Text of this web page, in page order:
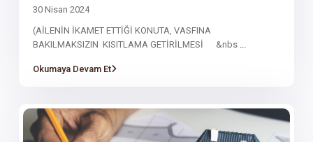
30 Nisan 2024
(AİLENİN İKAMET ETTİĞİ KONUTA, VASFINA
BAKILMAKSIZIN KISITLAMA GETİRİLMESİ &nbs
Okumaya Devam Et